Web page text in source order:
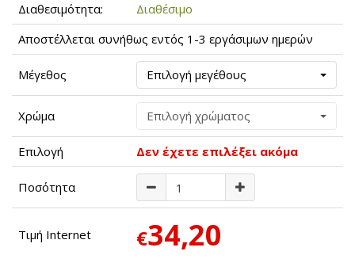
Διαθεσιμότητα:
Διαθέσιμο
Αποστέλλεται συνήθως εντός 1-3 εργάσιμων ημερών
Μέγεθος Επιλογή μεγέθους
Χρώμα Επιλογή χρώματος
Επιλογή Δεν έχετε επιλέξει ακόμα
Ποσότητα
Τιμή Internet €34,20